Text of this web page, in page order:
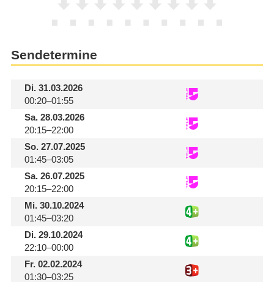
Sendetermine
Di.31.03.2026
00:20–01:55
Sa.28.03.2026
20:15–22:00
So.27.07.2025
01:45–03:05
Sa.26.07.2025
20:15–22:00
Mi.30.10.2024
01:45–03:20
Di.29.10.2024
22:10–00:00
Fr.02.02.2024
01:30–03:25